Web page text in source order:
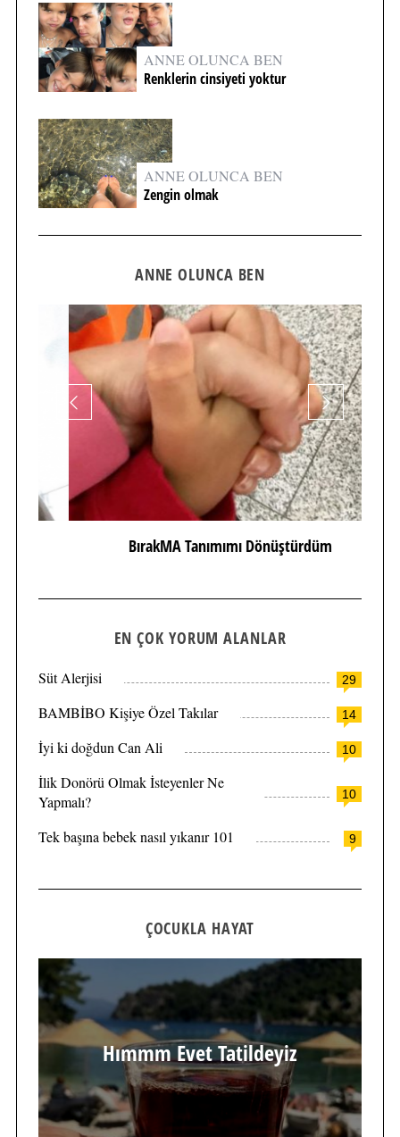
ANNE OLUNCA BEN
Renklerin cinsiyeti yoktur
ANNE OLUNCA BEN
Zengin olmak
ANNE OLUNCA BEN
BırakMA Tanımımı Dönüştürdüm
EN ÇOK YORUM ALANLAR
29
Süt Alerjisi
14
BAMBİBO Kişiye Özel Takılar
10
İyi ki doğdun Can Ali
10
İlik Donörü Olmak İsteyenler Ne
Yapmalı?
9
Tek başına bebek nasıl yıkanır 101
ÇOCUKLA HAYAT
Hımmm Evet Tatildeyiz